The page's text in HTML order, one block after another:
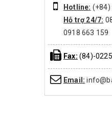
Hotline: (+84)
Hỗ trợ 24/7:
0918 663 159
Fax: (84)-
Email: